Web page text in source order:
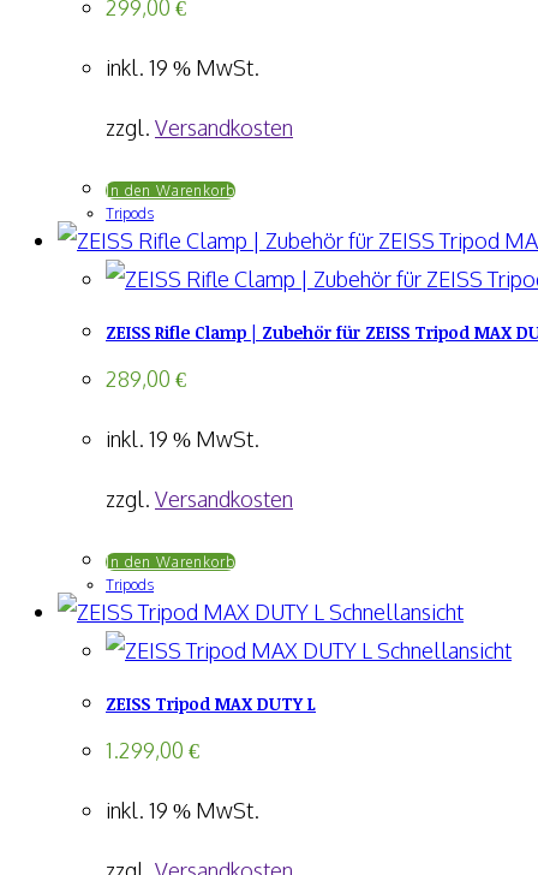
299,00 €
inkl. 19 % MwSt.
zzgl. Versandkosten
In den Warenkorb
Tripods
ZEISS Rifle Clamp | Zubehör für ZEISS Tripod MAX
289,00 €
inkl. 19 % MwSt.
zzgl. Versandkosten
In den Warenkorb
Tripods
Schnellansicht
Schnellansicht
ZEISS Tripod MAX DUTY L
1.299,00 €
inkl. 19 % MwSt.